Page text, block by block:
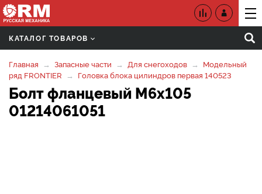
КАТАЛОГ ТОВАРОВ
Главная Запасные части Для снегоходов
Модельный
ряд FRONTIER
Головка блока цилиндров первая 140523
Болт фланцевый М6х105
01214061051